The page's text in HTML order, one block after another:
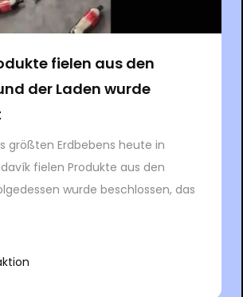
fielen aus den
der Laden wurde
größten Erdbebens heute in
fielen Produkte aus den
wurde beschlossen, das